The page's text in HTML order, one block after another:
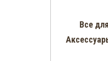
Все